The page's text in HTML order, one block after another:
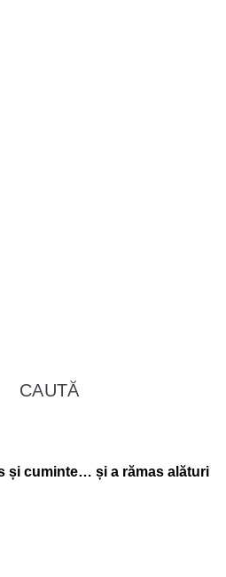
CAUTĂ
și cuminte… și a rămas alături